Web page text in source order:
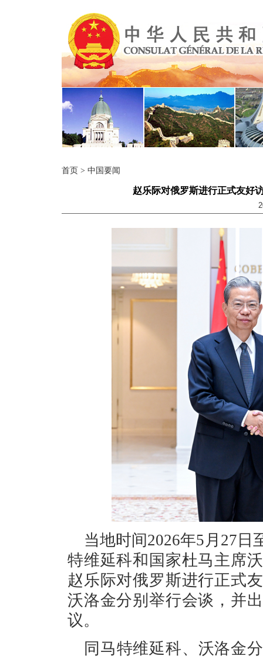
首页 > 中国要闻
赵乐际对俄罗斯进行正式友好
当地时间2026年5月27日
特维延科和国家杜马主席
赵乐际对俄罗斯进行正式
沃洛金分别举行会谈，并
议。
同马特维延科、沃洛金